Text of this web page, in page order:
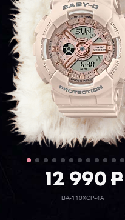
12 990P
BA-110XCP-4A